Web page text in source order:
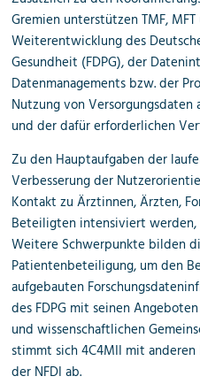
Gremien unterstützen TMF,
Weiterentwicklung des
Gesundheit (FDPG), der
Datenmanagements bzw. der
Nutzung von
und der dafür erforderlichen
Zu den Hauptaufgaben der
Verbesserung der
Kontakt zu Ärztinnen, Ärzten,
Beteiligten intensiviert werden,
Weitere Schwerpunkte bilden
Patientenbeteiligung, um den
aufgebauten
des FDPG mit seinen
und wissenschaftlichen
stimmt sich 4C4MII mit
der NFDI ab.